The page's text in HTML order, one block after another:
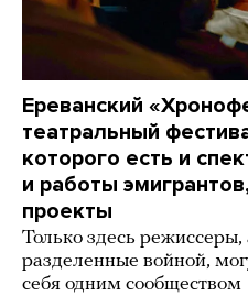
Ереванский
театральный
которого есть и
и работы
проекты
Только здесь режиссеры,
разделенные войной,
себя одним сообществом